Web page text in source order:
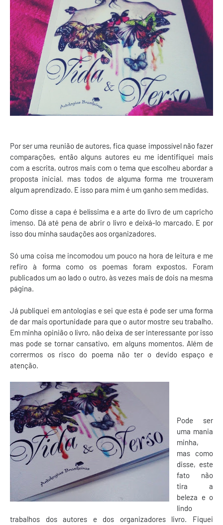
Por ser uma reunião de autores, fica quase impossível não fazer
comparações, então alguns autores eu me identifiquei mais
com a escrita, outros mais com o tema que escolheu abordar a
proposta inicial. mas todos de alguma forma me trouxeram
algum aprendizado. E isso para mim é um ganho sem medidas.
Como disse a capa é belíssima e a arte do livro de um capricho
imenso. Dá até pena de abrir o livro e deixá-lo marcado. E por
isso dou minha saudações aos organizadores.
Só uma coisa me incomodou um pouco na hora de leitura e me
refiro à forma como os poemas foram expostos. Foram
publicados um ao lado o outro, às vezes mais de dois na mesma
página.
Já publiquei em antologias e sei que esta é pode ser uma forma
de dar mais oportunidade para que o autor mostre seu trabalho.
Em minha opinião o livro, não deixa de ser interessante por isso
mas pode se tornar cansativo, em alguns momentos. Além de
corrermos os risco do poema não ter o devido espaço e
atenção.
Pode ser
uma mania
minha,
mas como
disse, este
fato não
tira a
beleza e o
lindo
trabalhos dos autores e dos organizadores livro. Fiquei